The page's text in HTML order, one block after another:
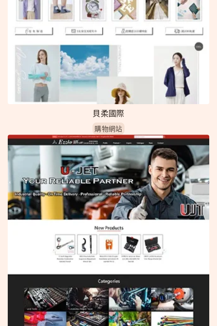
貝柔國際
購物網站